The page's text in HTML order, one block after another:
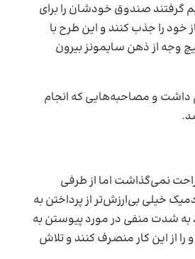
گرفتند صندوق خودشان را برای
خود را جذب کنند و این طرح با
از ذهن سایمونز بیرون
داشت و مصاحبه‌هایی که انجام
نمی‌گذاشت اما از طرفی
خیلی بی‌ارزش‌تر از پرداختن به
به شدت منفی در مورد پیوستن به
از این کار منصرف کنند و تلاش